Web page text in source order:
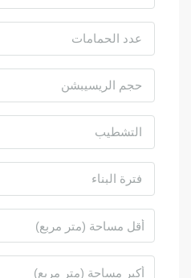
عدد الحمامات
حجم الريسيبشن
التشطيب
فترة البناء